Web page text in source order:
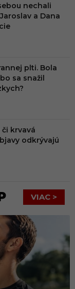
nechali
a Dana
plti. Bola
sa snažil
krvavá
odkrývajú
VIAC >